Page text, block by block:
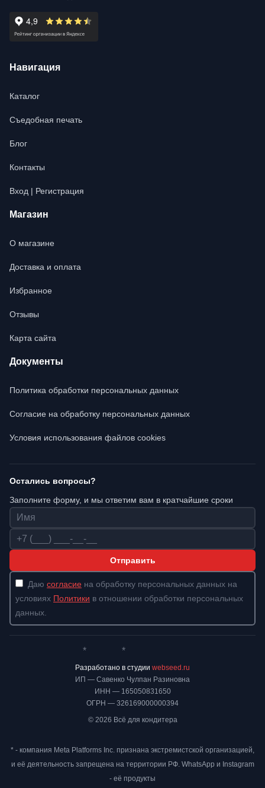
Навигация
Каталог
Съедобная печать
Блог
Контакты
Вход | Регистрация
Магазин
О магазине
Доставка и оплата
Избранное
Отзывы
Карта сайта
Документы
Политика обработки персональных данных
Согласие на обработку персональных данных
Условия использования файлов cookies
Остались вопросы?
Заполните форму, и мы ответим вам в кратчайшие сроки
Имя
Телефон
Отправить
Даю согласие на обработку персональных данных на
условиях Политики в отношении обработки персональных
данных.
ИП — Савенко Чулпан Разиновна
ИНН — 165050831650
ОГРН — 326169000000394
© 2026 Всё для кондитера
* *
Разработано в студии webseed.ru
* - компания Meta Platforms Inc. признана экстремистской организацией,
и её деятельность запрещена на территории РФ. WhatsApp и Instagram
- её продукты